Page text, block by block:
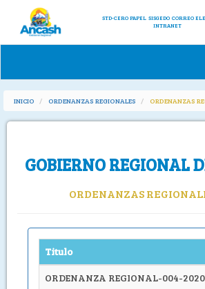
STD-CERO PAPEL SISGEDO CORREO
INTRANET
INICIO ORDENANZAS REGIONALES ORDENANZAS
GOBIERNO REGIONAL
ORDENANZAS
Titulo
ORDENANZA REGIONAL-004-